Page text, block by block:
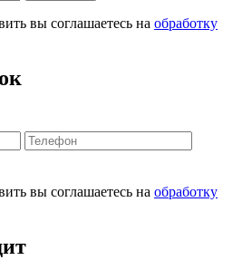
вы соглашаетесь на обработку
вы соглашаетесь на обработку